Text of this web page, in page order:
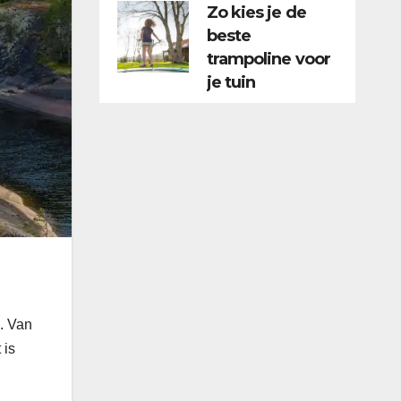
Van
is
Zo kies je de
beste
trampoline voor
je tuin